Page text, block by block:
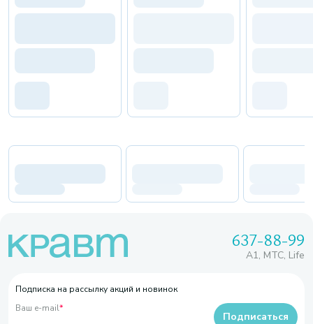
637-88-99
A1, МТС, Life
Подписка на рассылку акций и новинок
Ваш e-mail*
Подписаться